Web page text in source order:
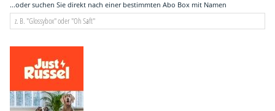
...oder suchen Sie direkt nach einer bestimmten Abo Box mit Namen